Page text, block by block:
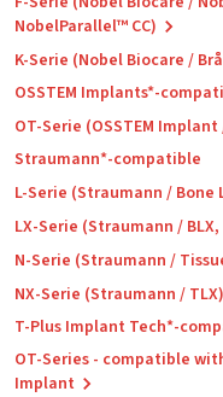
NobelParallel™ CC)
K-Serie (Nobel Biocare /
OSSTEM Implants*-
OT-Serie (OSSTEM
Straumann*-compatible
L-Serie (Straumann / Bone
LX-Serie (Straumann / BLX,
N-Serie (Straumann /
NX-Serie (Straumann / TLX)
T-Plus Implant Tech*-
OT-Series - compatible
Implant